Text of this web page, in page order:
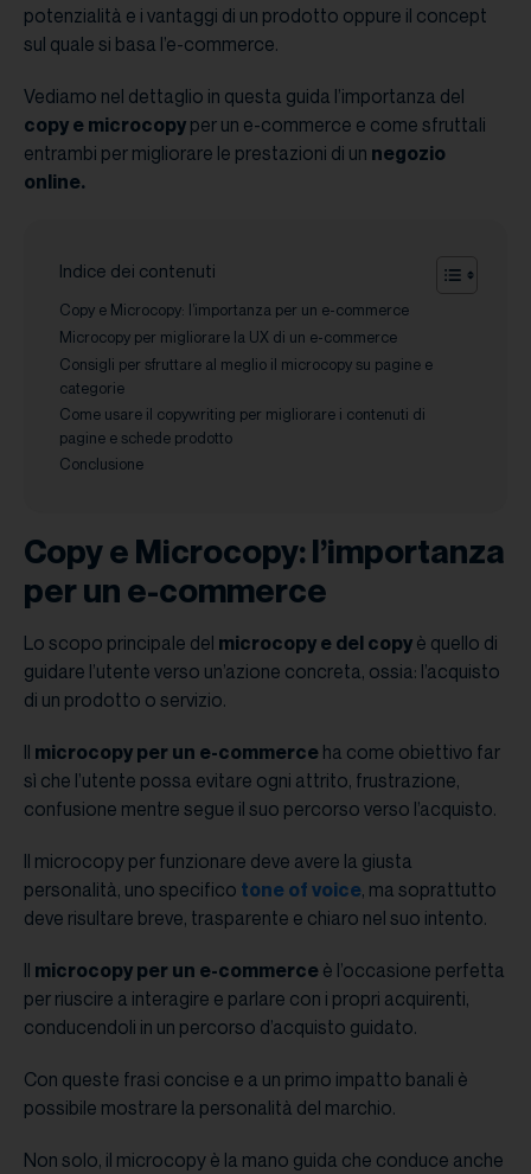
potenzialità e i vantaggi di un prodotto oppure il concept
sul quale si basa l’e-commerce.
Vediamo nel dettaglio in questa guida l’importanza del
copy e microcopy per un e-commerce e come sfruttali
entrambi per migliorare le prestazioni di un negozio
online.
Indice dei contenuti
Copy e Microcopy: l’importanza per un e-commerce
Microcopy per migliorare la UX di un e-commerce
Consigli per sfruttare al meglio il microcopy su pagine e
categorie
Come usare il copywriting per migliorare i contenuti di
pagine e schede prodotto
Conclusione
Copy e Microcopy: l’importanza
per un e-commerce
Lo scopo principale del microcopy e del copy è quello di
guidare l’utente verso un’azione concreta, ossia: l’acquisto
di un prodotto o servizio.
Il microcopy per un e-commerce ha come obiettivo far
sì che l’utente possa evitare ogni attrito, frustrazione,
confusione mentre segue il suo percorso verso l’acquisto.
Il microcopy per funzionare deve avere la giusta
personalità, uno specifico tone of voice, ma soprattutto
deve risultare breve, trasparente e chiaro nel suo intento.
Il microcopy per un e-commerce è l’occasione perfetta
per riuscire a interagire e parlare con i propri acquirenti,
conducendoli in un percorso d’acquisto guidato.
Con queste frasi concise e a un primo impatto banali è
possibile mostrare la personalità del marchio.
Non solo, il microcopy è la mano guida che conduce anche